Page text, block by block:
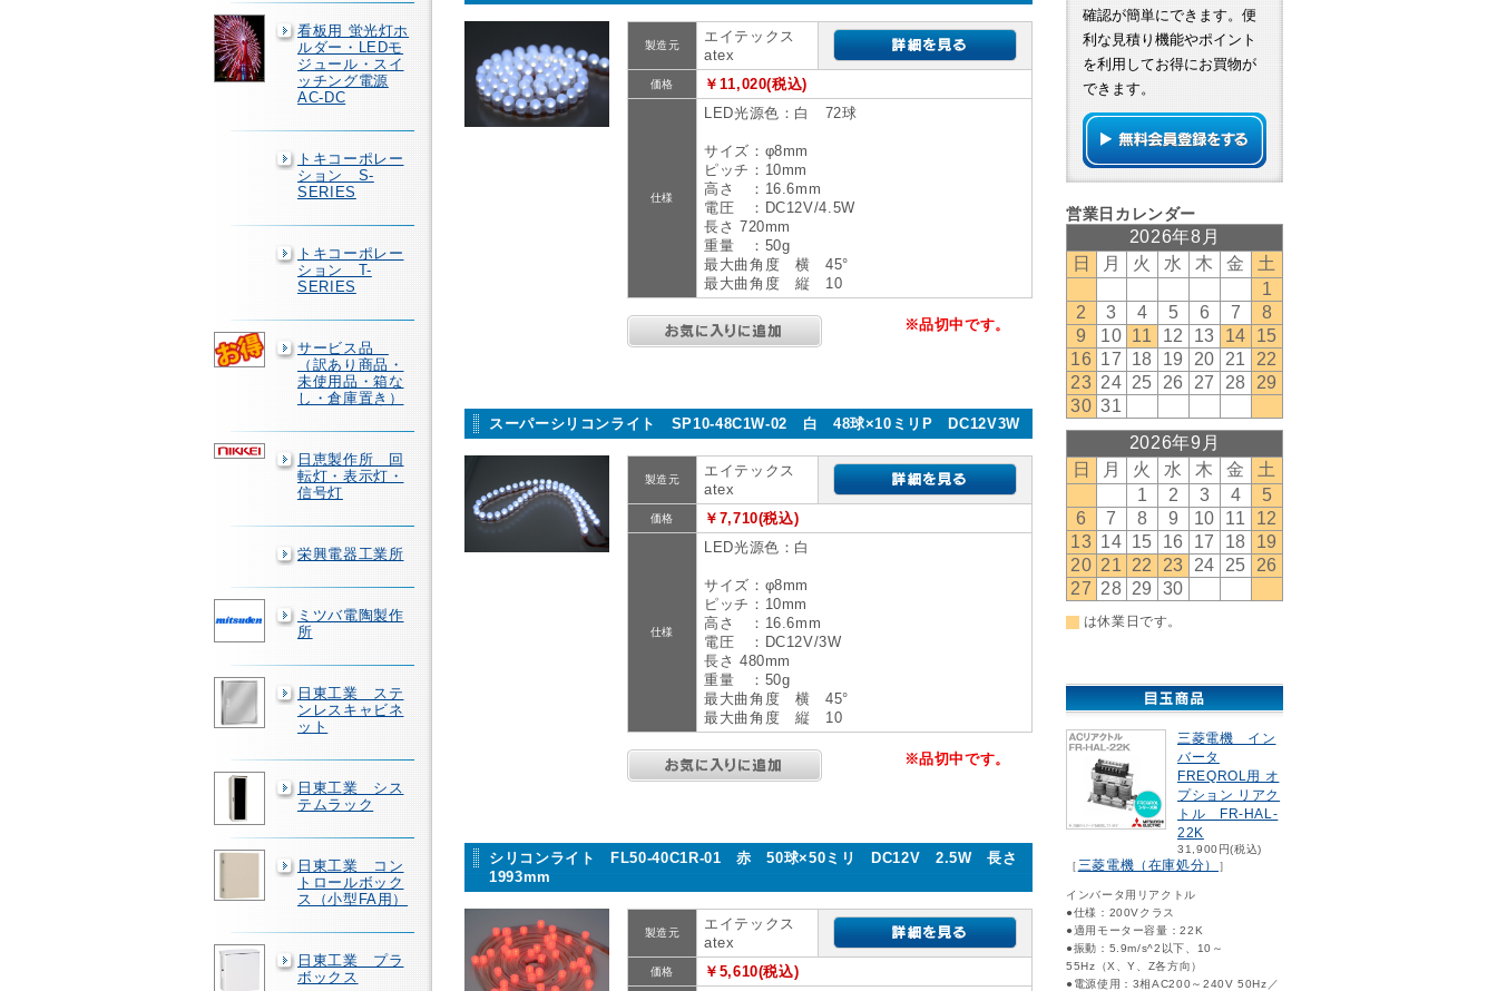
看板用 蛍光灯ホ
ルダー・LEDモ
ジュール・スイ
ッチング電源
AC-DC
トキコーポレー
ション S-
SERIES
トキコーポレー
ション T-
SERIES
サービス品
（訳あり商品・
未使用品・箱な
し・倉庫置き）
日恵製作所 回
転灯・表示灯・
信号灯
栄興電器工業所
ミツバ電陶製作
所
日東工業 ステ
ンレスキャビネ
ット
日東工業 シス
テムラック
日東工業 コン
トロールボック
ス（小型FA用）
日東工業 プラ
ボックス
製造元
エイテックス
atex
価格 ￥11,020(税込)
仕様
LED光源色：白 72球
サイズ：φ8mm
ピッチ：10mm
高さ ：16.6mm
電圧 ：DC12V/4.5W
長さ 720mm
重量 ：50g
最大曲角度 横 45°
最大曲角度 縦 10
※品切中です。
スーパーシリコンライト SP10-48C1W-02 白 48球×10ミリP DC12V3W
製造元
エイテックス
atex
価格 ￥7,710(税込)
仕様
LED光源色：白
サイズ：φ8mm
ピッチ：10mm
高さ ：16.6mm
電圧 ：DC12V/3W
長さ 480mm
重量 ：50g
最大曲角度 横 45°
最大曲角度 縦 10
※品切中です。
シリコンライト FL50-40C1R-01 赤 50球×50ミリ DC12V 2.5W 長さ
1993mm
製造元
エイテックス
atex
価格 ￥5,610(税込)
確認が簡単にできます。便
利な見積り機能やポイント
を利用してお得にお買物が
できます。
三菱電機 イン
バータ
FREQROL用 オ
プション リアク
トル FR-HAL-
22K
31,900円(税込)
［三菱電機（在庫処分） ］
インバータ用リアクトル
●仕様：200Vクラス
●適用モーター容量：22K
●振動：5.9m/s^2以下、10～
55Hz（X、Y、Z各方向）
●電源使用：3相AC200～240V 50Hz／